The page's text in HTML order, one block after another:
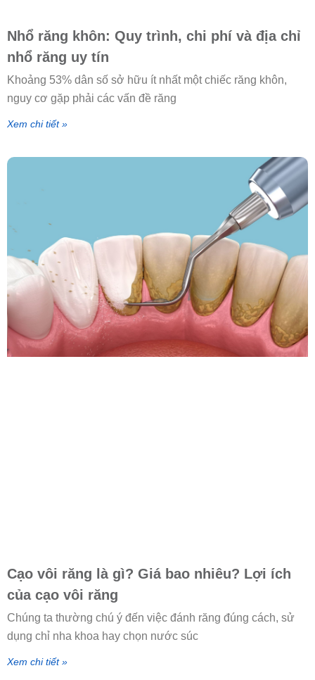
Nhổ răng khôn: Quy trình, chi phí và địa chỉ
nhổ răng uy tín
Khoảng 53% dân số sở hữu ít nhất một chiếc răng khôn,
nguy cơ gặp phải các vấn đề răng
Xem chi tiết »
Cạo vôi răng là gì? Giá bao nhiêu? Lợi ích
của cạo vôi răng
Chúng ta thường chú ý đến việc đánh răng đúng cách, sử
dụng chỉ nha khoa hay chọn nước súc
Xem chi tiết »